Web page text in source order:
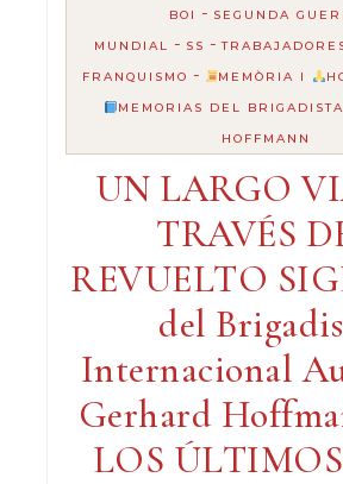
BOI
- SEGUNDA
MUNDIAL - SS -
FRANQUISMO - MEMÒRIA I
MEMORIAS DEL
HOFFMANN
UN LARGO
TRAVÉS
REVUELTO
del
Internacional
Gerhard
LOS